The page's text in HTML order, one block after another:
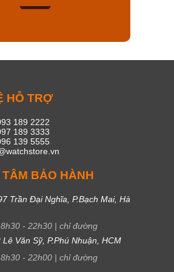
HỖ TRỢ
189 2222
189 3333
139 5555
BẢO HÀNH
Trần Đại Nghĩa, P.Bạch Mai, Hà
8h30 - 22h30 | chỉ đường
Lê Văn Sỹ, P.Phú Nhuận, HCM
8h30 - 22h00 | chỉ đường